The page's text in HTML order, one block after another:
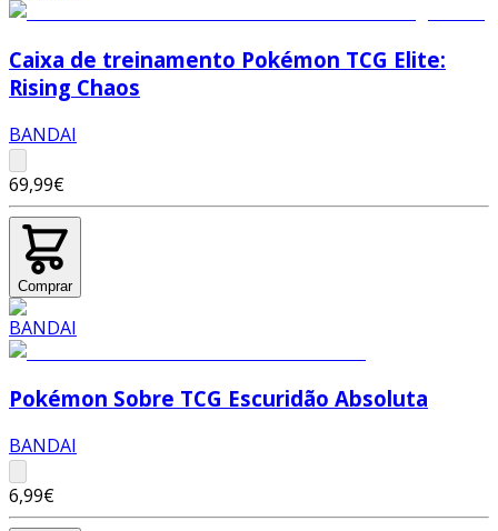
Caixa de treinamento Pokémon TCG Elite:
Rising Chaos
BANDAI
69,99€
Comprar
Pokémon Sobre TCG Escuridão Absoluta
BANDAI
6,99€